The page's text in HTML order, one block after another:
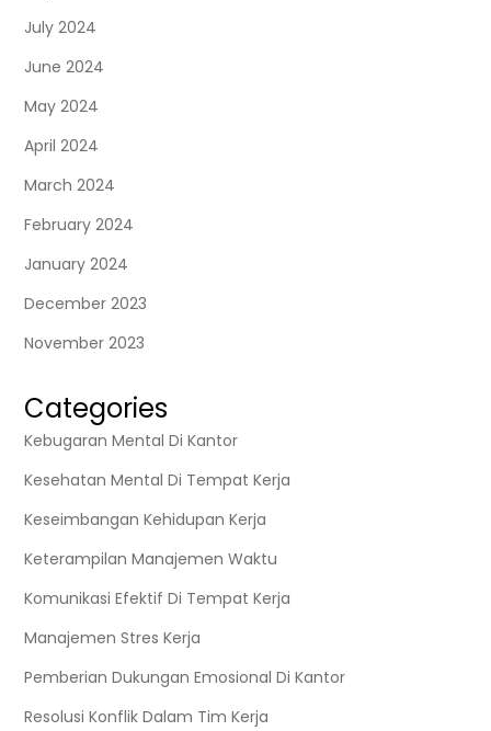
July 2024
June 2024
May 2024
April 2024
March 2024
February 2024
January 2024
December 2023
November 2023
Categories
Kebugaran Mental Di Kantor
Kesehatan Mental Di Tempat Kerja
Keseimbangan Kehidupan Kerja
Keterampilan Manajemen Waktu
Komunikasi Efektif Di Tempat Kerja
Manajemen Stres Kerja
Pemberian Dukungan Emosional Di Kantor
Resolusi Konflik Dalam Tim Kerja